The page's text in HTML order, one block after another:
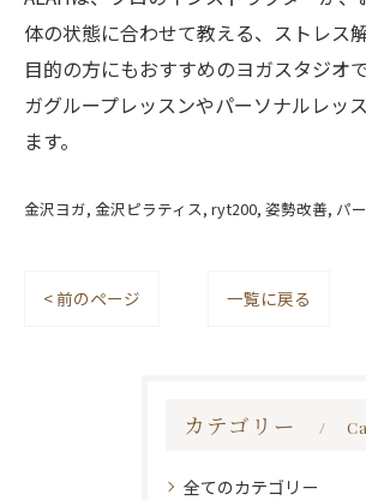
体の状態に合わせて教える、ストレス
目的の方にもおすすめのヨガスタジオ
ガグループレッスンやパーソナルレッ
ます。
金沢ヨガ 金沢ピラティス ryt200 姿勢改善 パ
< 前のページ 一覧に戻る
カテゴリー
全てのカテゴリー